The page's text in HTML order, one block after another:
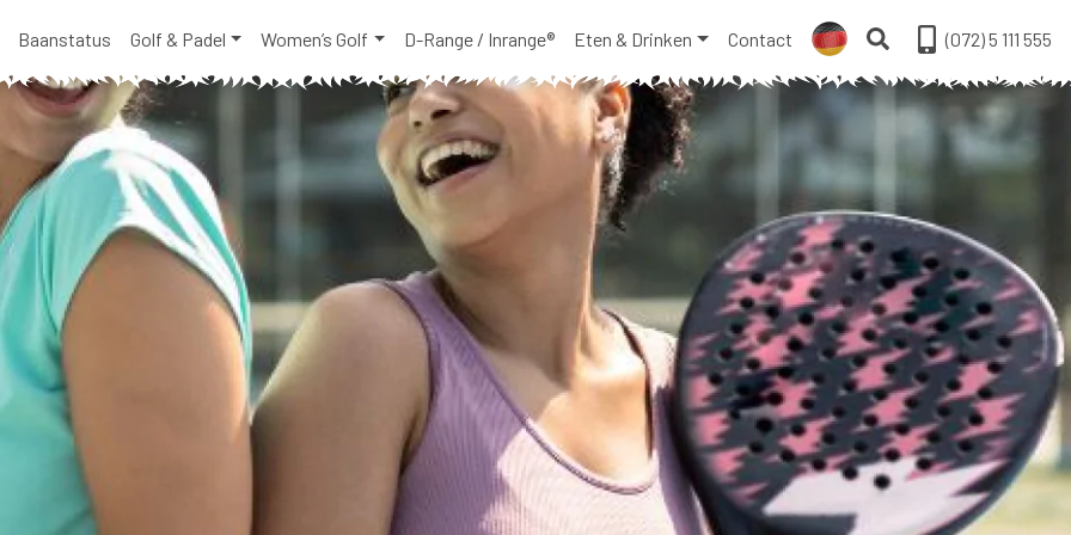
Baanstatus Golf & Padel Women’s Golf D-Range / Inrange® Eten & Drinken Contact (072) 5 111 555